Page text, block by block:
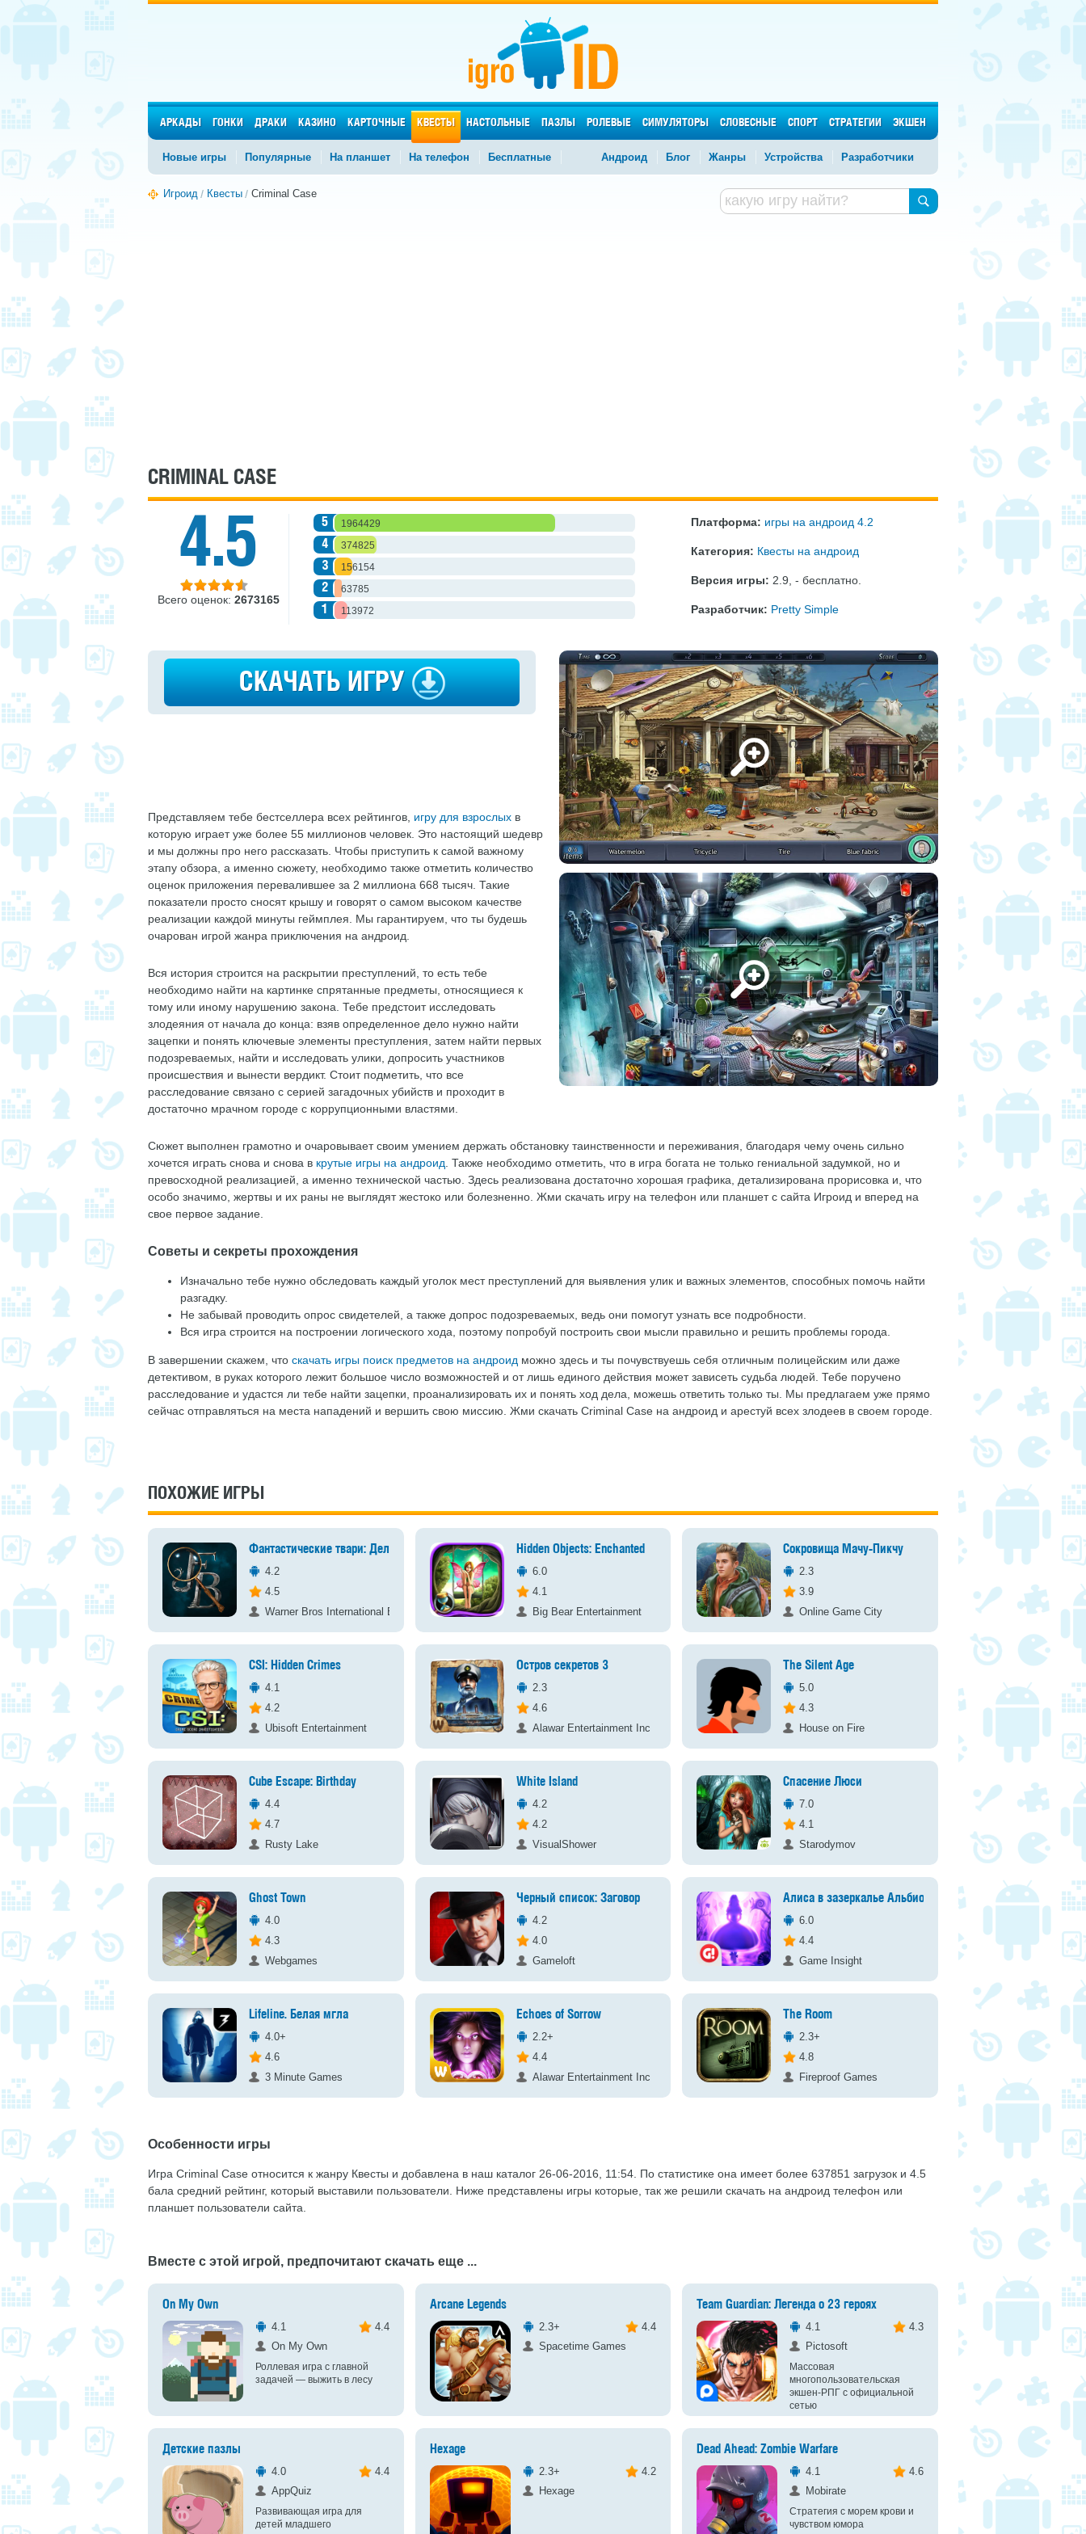
АРКАДЫ ГОНКИ ДРАКИ КАЗИНО КАРТОЧНЫЕ КВЕСТЫ НАСТОЛЬНЫЕ ПАЗЛЫ РОЛЕВЫЕ СИМУЛЯТОРЫ СЛОВЕСНЫЕ СПОРТ СТРАТЕГИИ ЭКШЕН
Новые игры Популярные На планшет На телефон Бесплатные Андроид Блог Жанры Устройства Разработчики
Игроид Квесты Criminal Case
CRIMINAL CASE
4.5
Всего оценок: 2673165
5 1964429
4 374825
3 156154
2 63785
1 113972
Платформа: игры на андроид 4.2
Категория: Квесты на андроид
Версия игры: 2.9 - бесплатно
Разработчик: Pretty Simple
СКАЧАТЬ ИГРУ
Представляем тебе бестселлера всех рейтингов, игру для взрослых в
которую играет уже более 55 миллионов человек. Это настоящий шедевр
и мы должны про него рассказать. Чтобы приступить к самой важному
этапу обзора, а именно сюжету, необходимо также отметить количество
оценок приложения перевалившее за 2 миллиона 668 тысяч. Такие
показатели просто сносят крышу и говорят о самом высоком качестве
реализации каждой минуты геймплея. Мы гарантируем, что ты будешь
очарован игрой жанра приключения на андроид.
Вся история строится на раскрытии преступлений, то есть тебе
необходимо найти на картинке спрятанные предметы, относящиеся к
тому или иному нарушению закона. Тебе предстоит исследовать
злодеяния от начала до конца: взяв определенное дело нужно найти
зацепки и понять ключевые элементы преступления, затем найти первых
подозреваемых, найти и исследовать улики, допросить участников
происшествия и вынести вердикт. Стоит подметить, что все
расследование связано с серией загадочных убийств и проходит в
достаточно мрачном городе с коррупционными властями.
Сюжет выполнен грамотно и очаровывает своим умением держать обстановку таинственности и переживания, благодаря чему очень сильно
хочется играть снова и снова в крутые игры на андроид . Также необходимо отметить, что в игра богата не только гениальной задумкой, но и
превосходной реализацией, а именно технической частью. Здесь реализована достаточно хорошая графика, детализирована прорисовка и, что
особо значимо, жертвы и их раны не выглядят жестоко или болезненно. Жми скачать игру на телефон или планшет с сайта Игроид и вперед на
свое первое задание.
Советы и секреты прохождения
Изначально тебе нужно обследовать каждый уголок мест преступлений для выявления улик и важных элементов, способных помочь найти
разгадку.
Не забывай проводить опрос свидетелей, а также допрос подозреваемых, ведь они помогут узнать все подробности.
Вся игра строится на построении логического хода, поэтому попробуй построить свои мысли правильно и решить проблемы города.
В завершении скажем, что скачать игры поиск предметов на андроид можно здесь и ты почувствуешь себя отличным полицейским или даже
детективом, в руках которого лежит большое число возможностей и от лишь единого действия может зависеть судьба людей. Тебе поручено
расследование и удастся ли тебе найти зацепки, проанализировать их и понять ход дела, можешь ответить только ты. Мы предлагаем уже прямо
сейчас отправляться на места нападений и вершить свою миссию. Жми скачать Criminal Case на андроид и арестуй всех злодеев в своем городе.
ПОХОЖИЕ ИГРЫ
Фантастические твари: Дела
4.2
4.5
Warner Bros International Enterprises
Hidden Objects: Enchanted
6.0
4.1
Big Bear Entertainment
Сокровища Мачу-Пикчу
2.3
3.9
Online Game City
CSI: Hidden Crimes
4.1
4.2
Ubisoft Entertainment
Остров секретов 3
2.3
4.6
Alawar Entertainment Inc
The Silent Age
5.0
4.3
House on Fire
Cube Escape: Birthday
4.4
4.7
Rusty Lake
White Island
4.2
4.2
VisualShower
Спасение Люси
7.0
4.1
Starodymov
Ghost Town
4.0
4.3
Webgames
Черный список: Заговор
4.2
4.0
Gameloft
Алиса в зазеркалье Альбиона
6.0
4.4
Game Insight
Lifeline. Белая мгла
4.0+
4.6
3 Minute Games
Echoes of Sorrow
2.2+
4.4
Alawar Entertainment Inc
The Room
2.3+
4.8
Fireproof Games
Особенности игры
Игра Criminal Case относится к жанру Квесты и добавлена в наш каталог 26-06-2016, 11:54. По статистике она имеет более 637851 загрузок и 4.5
бала средний рейтинг, который выставили пользователи. Ниже представлены игры которые, так же решили скачать на андроид телефон или
планшет пользователи сайта.
Вместе с этой игрой, предпочитают скачать еще ...
On My Own
4.1
4.4
On My Own
Роллевая игра с главной
задачей — выжить в лесу
Arcane Legends
2.3+
4.4
Spacetime Games
Team Guardian: Легенда о 23 героях
4.1
4.3
Pictosoft
Массовая
многопользовательская
экшен-РПГ с официальной
сетью
Детские пазлы
4.0
4.4
AppQuiz
Развивающая игра для
детей младшего
Hexage
2.3+
4.2
Hexage
Dead Ahead: Zombie Warfare
4.1
4.6
Mobirate
Стратегия с морем крови и
чувством юмора